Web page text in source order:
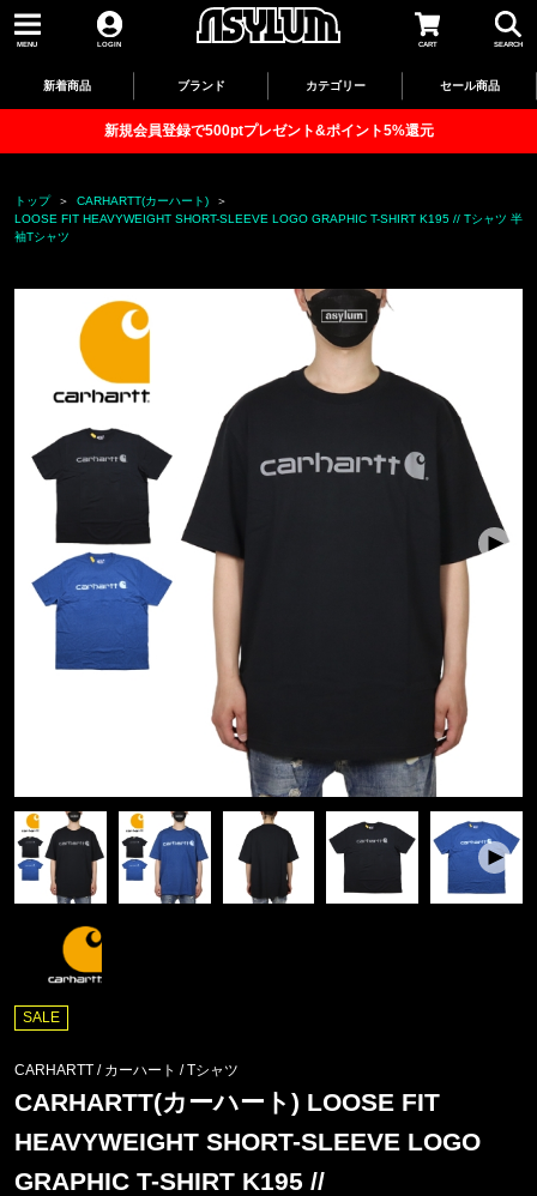
MENU LOGIN CART SEARCH
新着商品 ブランド カテゴリー セール商品
新規会員登録で500ptプレゼント&ポイント5%還元
トップ
CARHARTT(カーハート)
LOOSE FIT HEAVYWEIGHT SHORT-SLEEVE LOGO GRAPHIC T-SHIRT K195 // Tシャツ 半
袖Tシャツ
SALE
CARHARTT / カーハート /Tシャツ
CARHARTT(カーハート) LOOSE FIT
HEAVYWEIGHT SHORT-SLEEVE LOGO
GRAPHIC T-SHIRT K195 //